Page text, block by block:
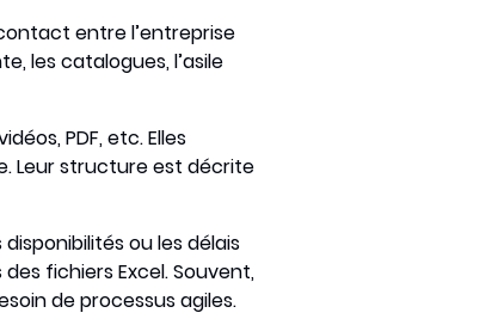
entre l’entreprise
les catalogues, l’asile
PDF, etc. Elles
Leur structure est décrite
ou les délais
fichiers Excel. Souvent,
de processus agiles.